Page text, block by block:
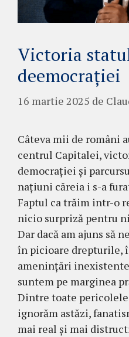
Victoria
deemocrației
16 martie 2025 de
Câteva mii de români
centrul Capitalei,
democrației și
națiuni căreia i s-a
Faptul ca trăim intr-o
nicio surpriză pentru
Dar dacă am ajuns să
în picioare drepturile,
amenințări
suntem pe marginea
Dintre toate pericolele
ignorăm astăzi,
mai real și mai